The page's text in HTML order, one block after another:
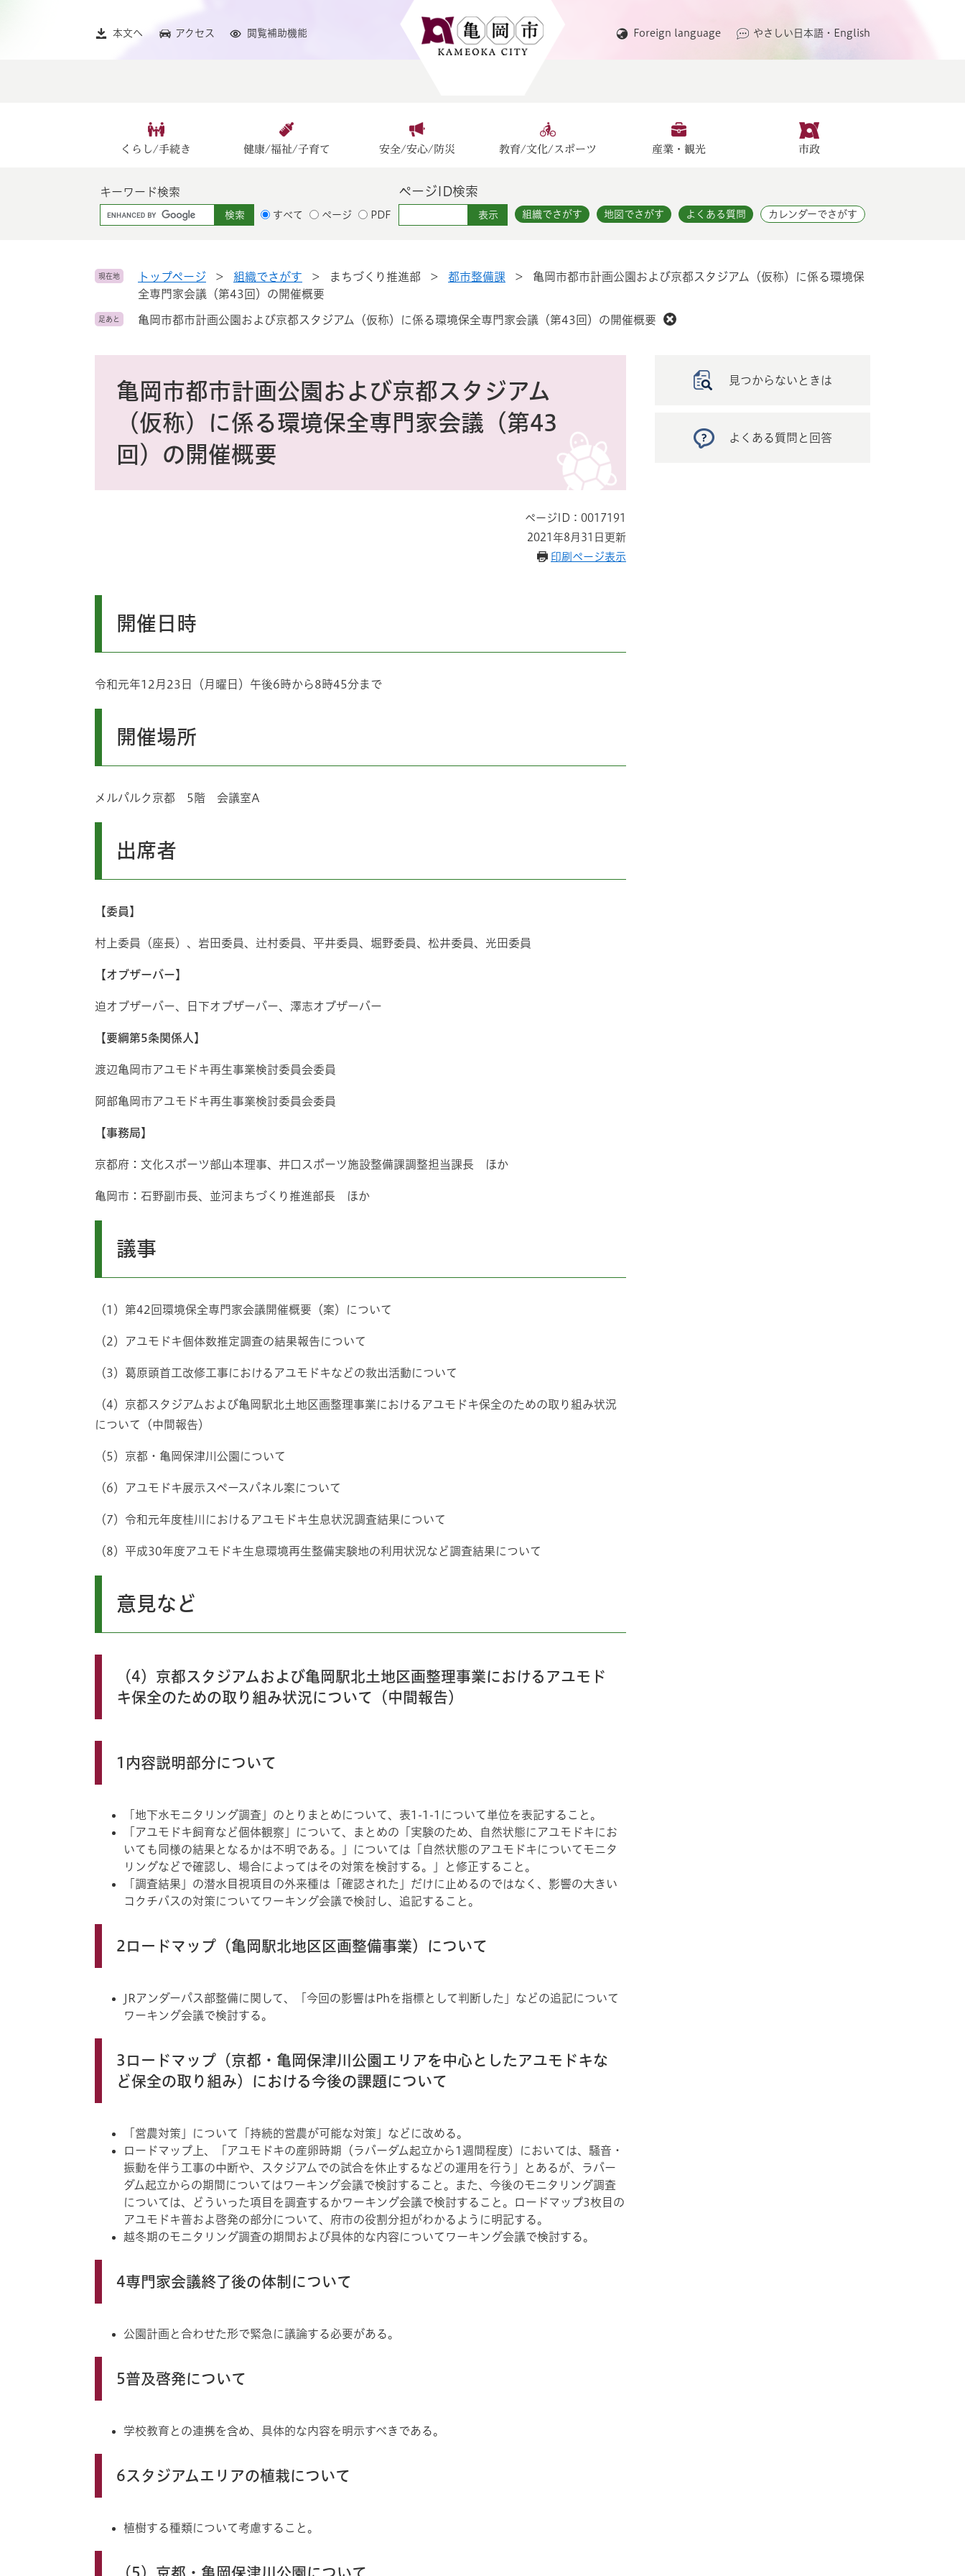
本文へ アクセス 閲覧補助機能 Foreign language やさしい日本語・English
くらし/手続き 健康/福祉/子育て 安全/安心/防災 教育/文化/スポーツ 産業・観光 市政
キーワード検索
G
o
l
ス
ム
すべて ページ PDF
ページID検索
組織でさがす 地図でさがす よくある質問 カレンダーでさがす
現在地 トップページ > 組織でさがす > まちづくり推進部 > 都市整備課 >
亀岡市都市計画公園および京都スタジアム（仮称）に係る環境保
全専門家会議（第43回）の開催概要
足あと 亀岡市都市計画公園および京都スタジアム（仮称）に係る環境保全専門家会議（第43回）の開催概要
亀岡市都市計画公園および京都スタジアム
（仮称）に係る環境保全専門家会議（第43
回）の開催概要
ページID：0017191
2021年8月31日更新
印刷ページ表示
開催日時
令和元年12月23日（月曜日）午後6時から8時45分まで
開催場所
メルパルク京都 5階 会議室A
出席者
【委員】
村上委員（座長）、岩田委員、辻村委員、平井委員、堀野委員、松井委員、光田委員
【オブザーバー】
迫オブザーバー、日下オブザーバー、澤志オブザーバー
【要綱第5条関係人】
渡辺亀岡市アユモドキ再生事業検討委員会委員
阿部亀岡市アユモドキ再生事業検討委員会委員
【事務局】
京都府：文化スポーツ部山本理事、井口スポーツ施設整備課調整担当課長 ほか
亀岡市：石野副市長、並河まちづくり推進部長 ほか
議事
（1）第42回環境保全専門家会議開催概要（案）について
（2）アユモドキ個体数推定調査の結果報告について
（3）葛原頭首工改修工事におけるアユモドキなどの救出活動について
（4）京都スタジアムおよび亀岡駅北土地区画整理事業におけるアユモドキ保全のための取り組み状況
について（中間報告）
（5）京都・亀岡保津川公園について
（6）アユモドキ展示スペースパネル案について
（7）令和元年度桂川におけるアユモドキ生息状況調査結果について
（8）平成30年度アユモドキ生息環境再生整備実験地の利用状況など調査結果について
意見など
（4）京都スタジアムおよび亀岡駅北土地区画整理事業におけるアユモド
キ保全のための取り組み状況について（中間報告）
1内容説明部分について
「地下水モニタリング調査」のとりまとめについて、表1-1-1について単位を表記すること。
「アユモドキ飼育など個体観察」について、まとめの「実験のため、自然状態にアユモドキにお
いても同様の結果となるかは不明である。」については「自然状態のアユモドキについてモニタ
リングなどで確認し、場合によってはその対策を検討する。」と修正すること。
「調査結果」の潜水目視項目の外来種は「確認された」だけに止めるのではなく、影響の大きい
コクチバスの対策についてワーキング会議で検討し、追記すること。
2ロードマップ（亀岡駅北地区区画整備事業）について
JRアンダーパス部整備に関して、「今回の影響はPhを指標として判断した」などの追記について
ワーキング会議で検討する。
3ロードマップ（京都・亀岡保津川公園エリアを中心としたアユモドキな
ど保全の取り組み）における今後の課題について
「営農対策」について「持続的営農が可能な対策」などに改める。
ロードマップ上、「アユモドキの産卵時期（ラバーダム起立から1週間程度）においては、騒音・
振動を伴う工事の中断や、スタジアムでの試合を休止するなどの運用を行う」とあるが、ラバー
ダム起立からの期間についてはワーキング会議で検討すること。また、今後のモニタリング調査
については、どういった項目を調査するかワーキング会議で検討すること。ロードマップ3枚目の
アユモドキ普およ啓発の部分について、府市の役割分担がわかるように明記する。
越冬期のモニタリング調査の期間および具体的な内容についてワーキング会議で検討する。
4専門家会議終了後の体制について
公園計画と合わせた形で緊急に議論する必要がある。
5普及啓発について
学校教育との連携を含め、具体的な内容を明示すべきである。
6スタジアムエリアの植栽について
植樹する種類について考慮すること。
（5）京都・亀岡保津川公園について
見つからないときは
よくある質問と回答